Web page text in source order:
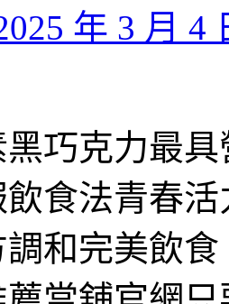
年 3 月 4
巧克力最
食法青春
和完美飲